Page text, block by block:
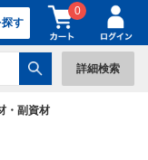
す
0
詳細検索
・副資材